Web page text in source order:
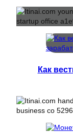
Как